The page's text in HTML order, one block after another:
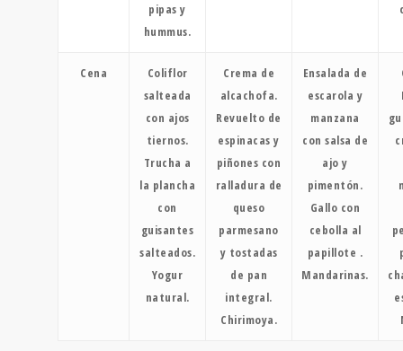
pipas y
hummus.
Cena
Coliflor
salteada
con ajos
tiernos.
Trucha a
la plancha
con
guisantes
salteados.
Yogur
natural.
Crema de
alcachofa.
Revuelto de
espinacas y
piñones con
ralladura de
queso
parmesano
y tostadas
de pan
integral.
Chirimoya.
Ensalada de
escarola y
manzana
con salsa de
ajo y
pimentón.
Gallo con
cebolla al
papillote .
Mandarinas.